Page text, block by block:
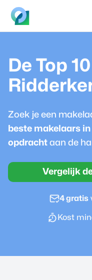
De Top 10
Zoek je een
beste makelaars in
opdracht aan de
Vergelijk
4 gratis
Kost